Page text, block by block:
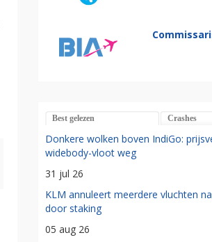
Best gelezen Crashes
Donkere wolken boven IndiGo:
widebody-vloot weg
31 jul 26
KLM annuleert meerdere vluchten
door staking
05 aug 26